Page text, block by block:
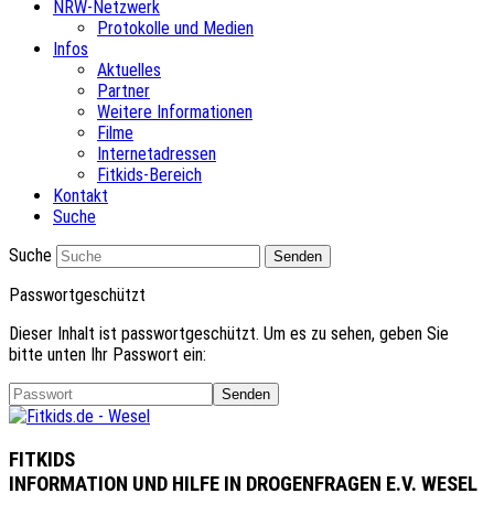
NRW-Netzwerk
Protokolle und Medien
Infos
Aktuelles
Partner
Weitere Informationen
Filme
Internetadressen
Fitkids-Bereich
Kontakt
Suche
Suche
Senden
Passwortgeschützt
Dieser Inhalt ist passwortgeschützt. Um es zu sehen, geben Sie
bitte unten Ihr Passwort ein:
FITKIDS
INFORMATION UND HILFE IN DROGENFRAGEN E.V. WESEL